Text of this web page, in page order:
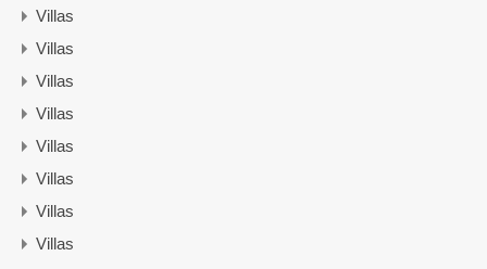
Villas
Villas
Villas
Villas
Villas
Villas
Villas
Villas